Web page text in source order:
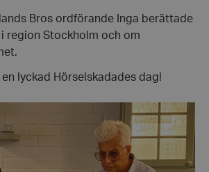
Bros ordförande Inga berättade
region Stockholm och om
en lyckad Hörselskadades dag!